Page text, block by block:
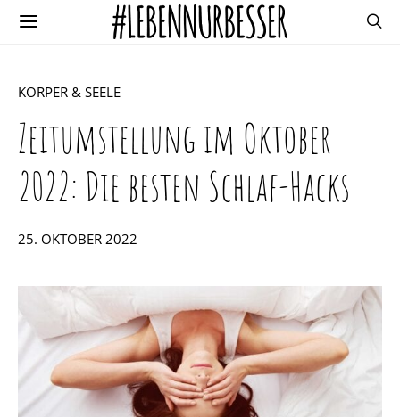
KÖRPER & SEELE
Zeitumstellung im Oktober
2022: Die besten Schlaf-Hacks
POSTED
25. OKTOBER 2022